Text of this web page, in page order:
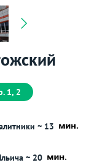
1, 2
~ 13
~ 20